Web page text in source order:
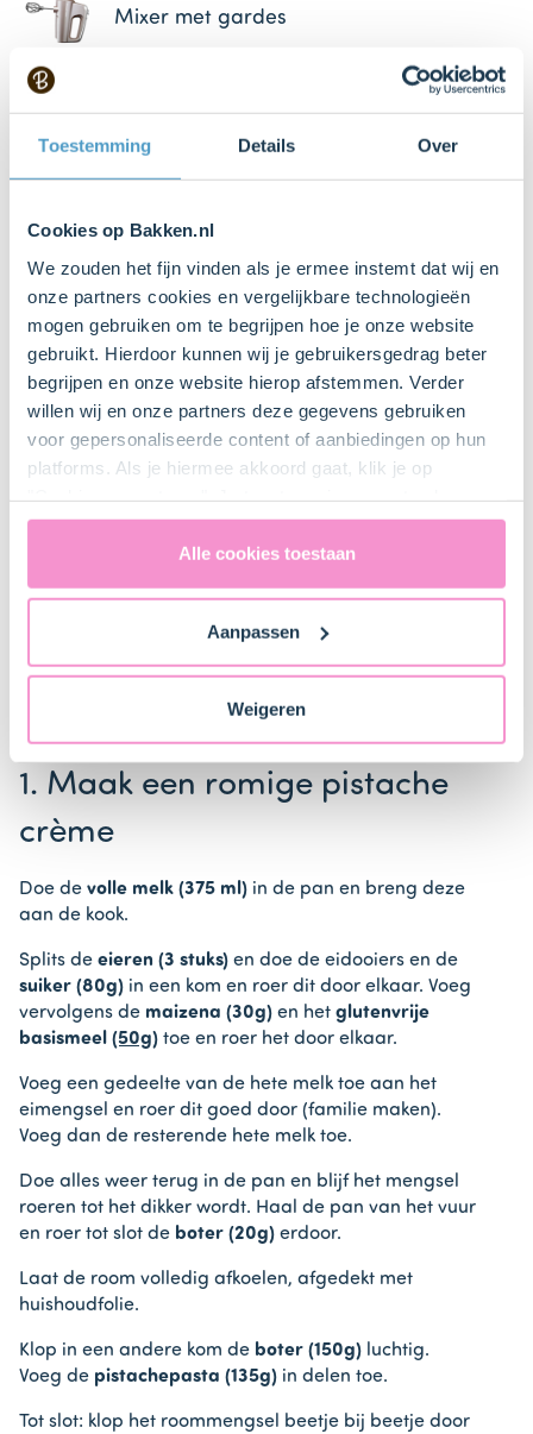
Toestemming Details Over
Cookies op Bakken.nl
We zouden het fijn vinden als je ermee instemt dat wij en
onze partners cookies en vergelijkbare technologieën
mogen gebruiken om te begrijpen hoe je onze website
gebruikt. Hierdoor kunnen wij je gebruikersgedrag beter
begrijpen en onze website hierop afstemmen. Verder
willen wij en onze partners deze gegevens gebruiken
voor gepersonaliseerde content of aanbiedingen op hun
platforms. Als je hiermee akkoord gaat, klik je op
uitdrukkelijk een eventuele gegevensoverdracht naar de
Verenigde Staten in de zin van artikel 49 AVG. Raadpleeg
ons
naar technology providers en partners in de Verenigde
Staten. Je kunt op elk moment van gedachten
Alle cookies toestaan
Aanpassen
Weigeren
Mixer met gardes
Uitsteekvormpje (Ø5 cm)
Bestel dit product online
Bakplaat met bakpapier
bij ons zusjeDeLeuksteTaartenshop
Stappen
1. Maak een romige pistache
crème
Doe de volle melk (375 ml) in de pan en breng deze
aan de kook.
Splits de eieren (3 stuks) en doe de eidooiers en de
suiker (80g) in een kom en roer dit door elkaar. Voeg
vervolgens de maizena (30g) en het glutenvrije
basismeel (50g) toe en roer het door elkaar.
Voeg een gedeelte van de hete melk toe aan het
eimengsel en roer dit goed door (familie maken).
Voeg dan de resterende hete melk toe.
Doe alles weer terug in de pan en blijf het mengsel
roeren tot het dikker wordt. Haal de pan van het vuur
en roer tot slot de boter (20g) erdoor.
Laat de room volledig afkoelen, afgedekt met
huishoudfolie.
Klop in een andere kom de boter (150g) luchtig.
Voeg de pistachepasta (135g) in delen toe.
Tot slot: klop het roommengsel beetje bij beetje door